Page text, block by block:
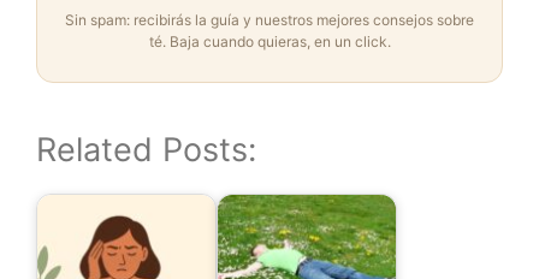
Sin spam: recibirás la guía y nuestros mejores consejos sobre
té. Baja cuando quieras, en un click.
Related Posts: